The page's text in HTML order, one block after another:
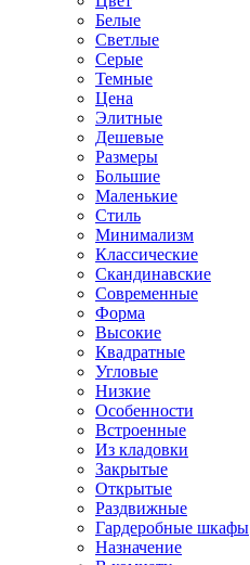
Белые
Светлые
Серые
Темные
Цена
Элитные
Дешевые
Размеры
Большие
Маленькие
Стиль
Минимализм
Классические
Скандинавские
Современные
Форма
Высокие
Квадратные
Угловые
Низкие
Особенности
Встроенные
Из кладовки
Закрытые
Открытые
Раздвижные
Гардеробные шкафы
Назначение